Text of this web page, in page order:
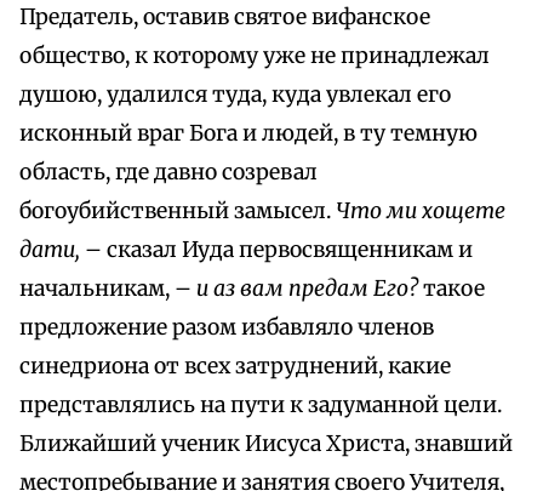
Предатель, оставив святое вифанское
общество, к которому уже не принадлежал
душою, удалился туда, куда увлекал его
исконный враг Бога и людей, в ту темную
область, где давно созревал
богоубийственный замысел. Что ми хощете
дати, – сказал Иуда первосвященникам и
начальникам, – и аз вам предам Его?такое
предложение разом избавляло членов
синедриона от всех затруднений, какие
представлялись на пути к задуманной цели.
Ближайший ученик Иисуса Христа, знавший
местопребывание и занятия своего Учителя,